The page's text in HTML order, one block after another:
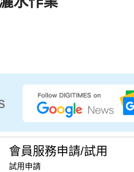
會員服務申請/試用
試用申請